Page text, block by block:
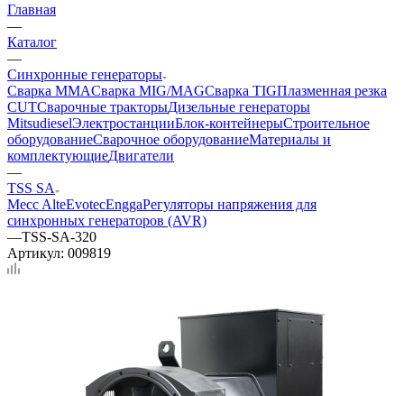
Главная
—
Каталог
—
Синхронные генераторы
Сварка MMAСварка MIG/MAGСварка TIGПлазменная резка
CUTСварочные тракторыДизельные генераторы
MitsudieselЭлектростанцииБлок-контейнерыСтроительное
оборудованиеСварочное оборудованиеМатериалы и
комплектующиеДвигатели
—
TSS SA
Mecc AlteEvotecEnggaРегуляторы напряжения для
синхронных генераторов (AVR)
—TSS-SA-320
Артикул: 009819